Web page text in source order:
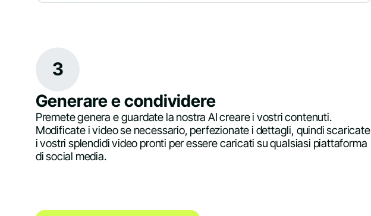
3
Generare e condividere
Premete genera e guardate la nostra AI creare i vostri contenuti.
Modificate i video se necessario, perfezionate i dettagli, quindi scaricate
i vostri splendidi video pronti per essere caricati su qualsiasi piattaforma
di social media.